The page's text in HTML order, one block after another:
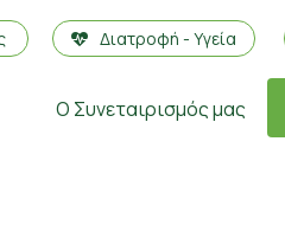
Διατροφή - Υγεία
Ο Συνεταιρισμός μας